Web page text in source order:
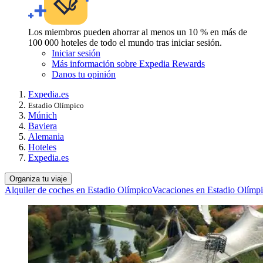
Los miembros pueden ahorrar al menos un 10 % en más de
100 000 hoteles de todo el mundo tras iniciar sesión.
Iniciar sesión
Más información sobre Expedia Rewards
Danos tu opinión
Expedia.es
Estadio Olímpico
Múnich
Baviera
Alemania
Hoteles
Expedia.es
Organiza tu viaje
Alquiler de coches en Estadio OlímpicoVacaciones en Estadio